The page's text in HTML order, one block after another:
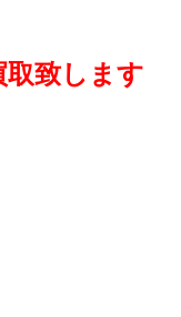
致します